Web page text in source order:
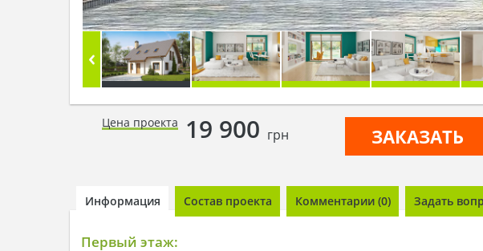
Цена проекта 19 900 грн ЗАКАЗАТЬ
Информация Состав проекта Комментарии (0) Задать
Первый этаж: